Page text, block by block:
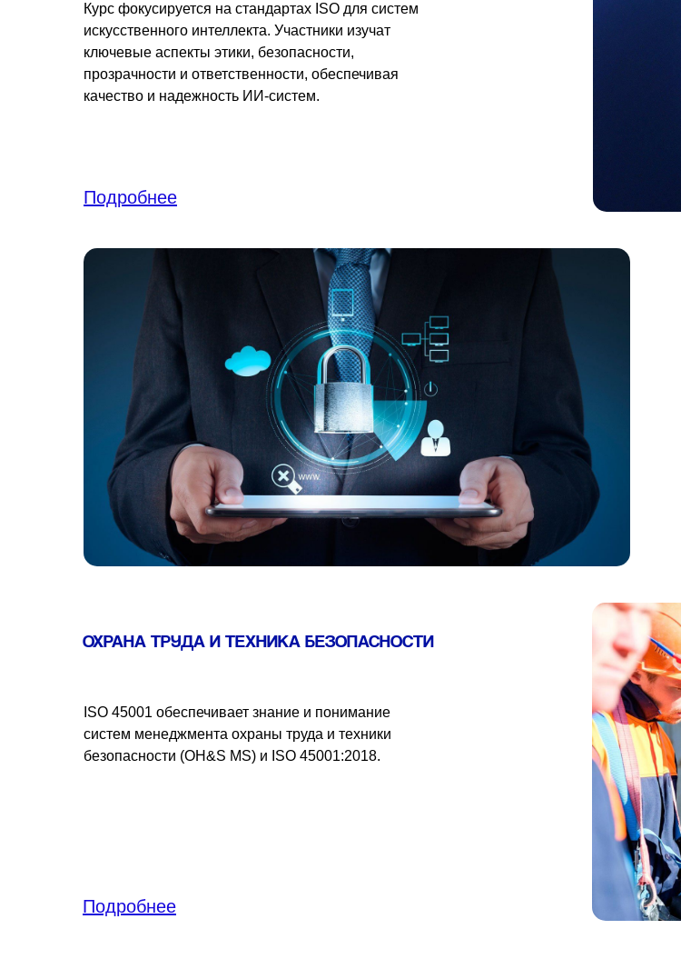
Курс фокусируется на стандартах ISO для систем
искусственного интеллекта. Участники изучат
ключевые аспекты этики, безопасности,
прозрачности и ответственности, обеспечивая
качество и надежность ИИ-систем.
ОХРАНА ТРУДА И ТЕХНИКА БЕЗОПАСНОСТИ
ISO 45001 обеспечивает знание и понимание
систем менеджмента охраны труда и техники
безопасности (OH&S MS) и ISO 45001:2018.
Подробнее
Подробнее